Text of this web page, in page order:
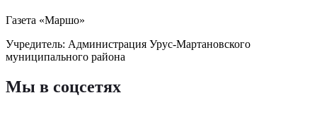
Газета «Маршо»
Учредитель: Администрация Урус-Мартановского
муниципального района
Мы в соцсетях